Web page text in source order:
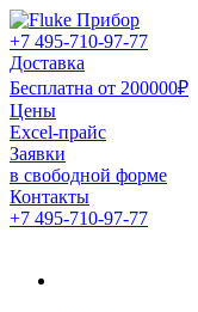
+7 495-710-97-77
Доставка
Бесплатна от 200000₽
Цены
Excel-прайс
Заявки
в свободной форме
Контакты
+7 495-710-97-77